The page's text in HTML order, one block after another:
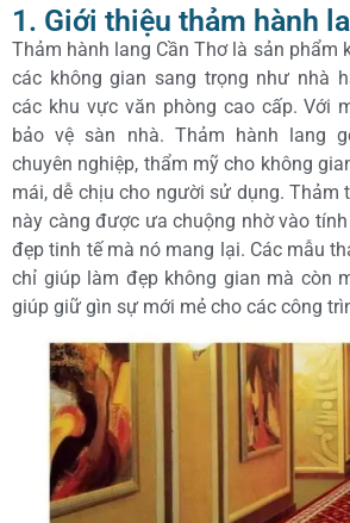
1. Giới thiệu thảm hành
Thảm hành lang Cần Thơ là sản phẩm
các không gian sang trọng như nhà
các khu vực văn phòng cao cấp. Với
bảo vệ sàn nhà. Thảm hành lang
chuyên nghiệp, thẩm mỹ cho không
mái, dễ chịu cho người sử dụng. Thảm
này càng được ưa chuộng nhờ vào
đẹp tinh tế mà nó mang lại. Các mẫu
chỉ giúp làm đẹp không gian mà còn
giúp giữ gìn sự mới mẻ cho các công